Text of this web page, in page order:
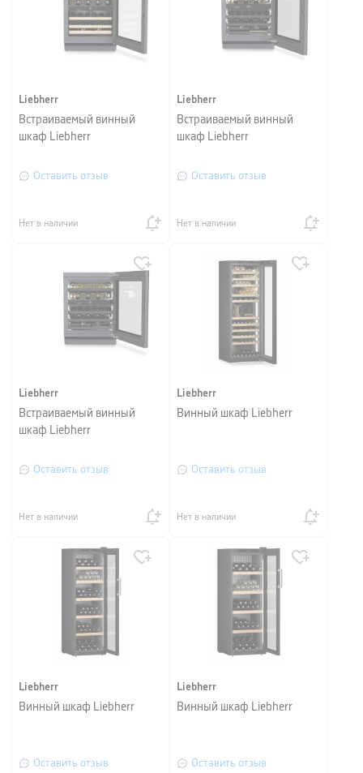
Liebherr
Встраиваемый винный
шкаф Liebherr
Оставить отзыв
Нет в наличии
Liebherr
Встраиваемый винный
шкаф Liebherr
Оставить отзыв
Нет в наличии
Liebherr
Встраиваемый винный
шкаф Liebherr
Оставить отзыв
Нет в наличии
Liebherr
Винный шкаф Liebherr
Оставить отзыв
Нет в наличии
Liebherr
Винный шкаф Liebherr
Оставить отзыв
Liebherr
Винный шкаф Liebherr
Оставить отзыв